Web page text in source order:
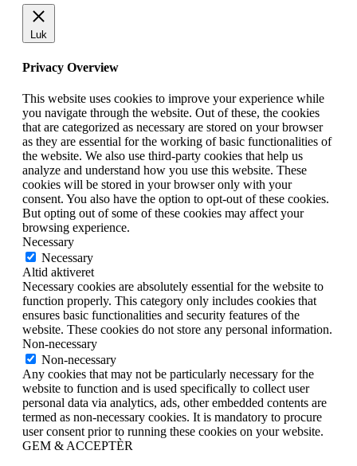
Luk
Privacy Overview
This website uses cookies to improve your experience while
you navigate through the website. Out of these, the cookies
that are categorized as necessary are stored on your browser
as they are essential for the working of basic functionalities of
the website. We also use third-party cookies that help us
analyze and understand how you use this website. These
cookies will be stored in your browser only with your
consent. You also have the option to opt-out of these cookies.
But opting out of some of these cookies may affect your
browsing experience.
Necessary
Necessary
Altid aktiveret
Necessary cookies are absolutely essential for the website to
function properly. This category only includes cookies that
ensures basic functionalities and security features of the
website. These cookies do not store any personal information.
Non-necessary
Non-necessary
Any cookies that may not be particularly necessary for the
website to function and is used specifically to collect user
personal data via analytics, ads, other embedded contents are
termed as non-necessary cookies. It is mandatory to procure
user consent prior to running these cookies on your website.
GEM & ACCEPTÈR